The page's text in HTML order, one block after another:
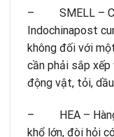
– SMELL –
Indochinapost
không đối với
cần phải sắp xếp
động vật, tỏi,
– HEA – Hàng
khổ lớn, đòi hỏi